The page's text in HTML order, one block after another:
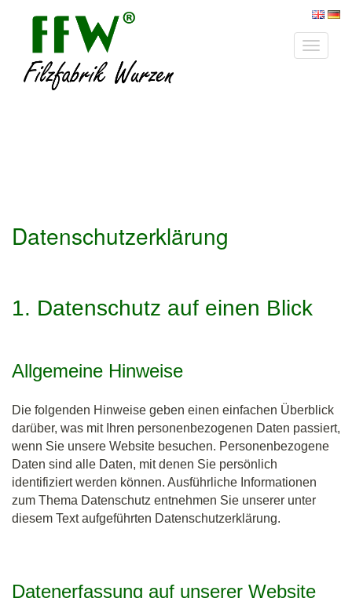
Toggle
Datenschutzerklärung
1. Datenschutz auf einen Blick
Allgemeine Hinweise
Die folgenden Hinweise geben einen einfachen Überblick
darüber, was mit Ihren personenbezogenen Daten passiert,
wenn Sie unsere Website besuchen. Personenbezogene
Daten sind alle Daten, mit denen Sie persönlich
identifiziert werden können. Ausführliche Informationen
zum Thema Datenschutz entnehmen Sie unserer unter
diesem Text aufgeführten Datenschutzerklärung.
Datenerfassung auf unserer Website